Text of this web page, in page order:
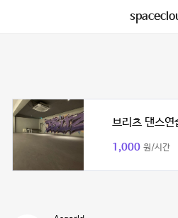
브리츠 댄스
1,000 원/시간